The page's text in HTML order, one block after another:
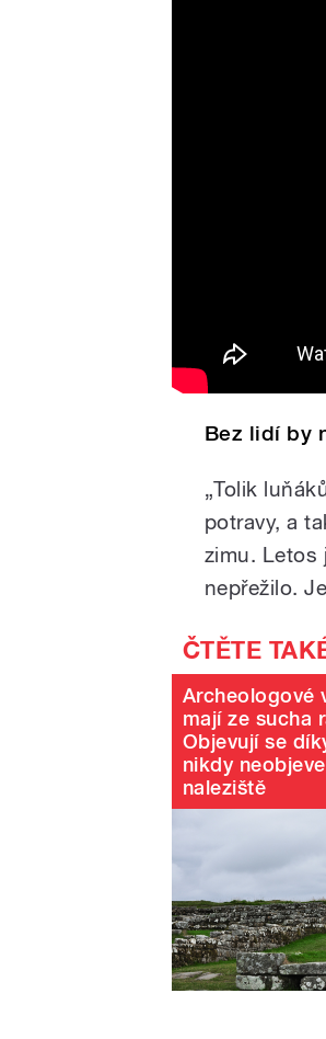
Bez lidí by
„Tolik
potravy, a
zimu. Letos
nepřežilo.
Archeologové
mají ze sucha
Objevují se
nikdy
naleziště